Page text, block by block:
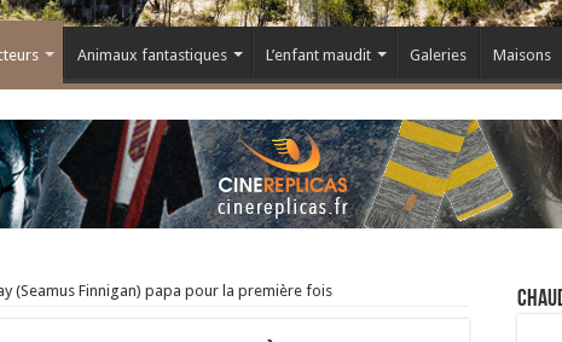
Animaux fantastiques L’enfant maudit Galeries Maisons
(Seamus Finnigan) papa pour la première fois